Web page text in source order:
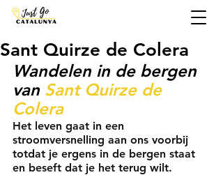
Sant Quirze de Colera
Wandelen in de bergen
van Sant Quirze de
Colera
Het leven gaat in een
stroomversnelling aan ons voorbij
totdat je ergens in de bergen staat
en beseft dat je het terug wilt.